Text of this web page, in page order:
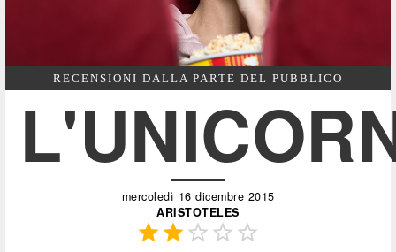
RECENSIONI DALLA PARTE DEL PUBBLICO
mercoledì 16 dicembre 2015
ARISTOTELES
  